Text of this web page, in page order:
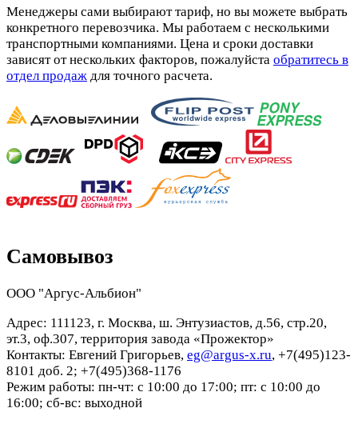
Менеджеры сами выбирают тариф, но вы можете выбрать
конкретного перевозчика. Мы работаем с несколькими
транспортными компаниями. Цена и сроки доставки
зависят от нескольких факторов, пожалуйста обратитесь в
отдел продаж для точного расчета.
Самовывоз
ООО "Аргус-Альбион"
Адрес: 111123, г. Москва, ш. Энтузиастов, д.56, стр.20,
эт.3, оф.307, территория завода «Прожектор»
Контакты: Евгений Григорьев, eg@argus-x.ru, +7(495)123-
8101 доб. 2; +7(495)368-1176
Режим работы: пн-чт: с 10:00 до 17:00; пт: с 10:00 до
16:00; сб-вс: выходной